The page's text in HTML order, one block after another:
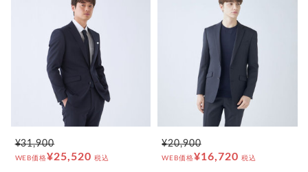
¥31,900
WEB価格¥25,520 税込
¥20,900
WEB価格¥16,720 税込